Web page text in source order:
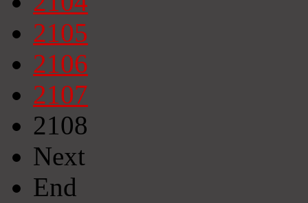
2105
2106
2107
2108
Next
End